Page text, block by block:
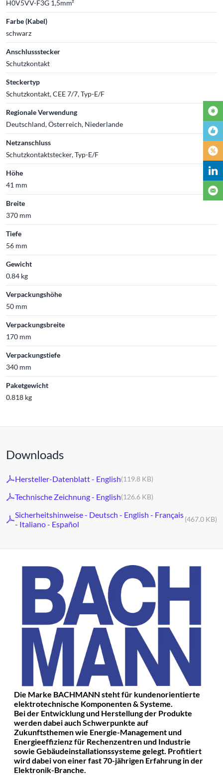
H0V5VV-F3G 1,5mm²
Farbe (Kabel)
schwarz
Anschlussstecker
Schutzkontakt
Steckertyp
Schutzkontakt, CEE 7/7, Typ-E/F
Regionale Verwendung
Deutschland, Österreich, Niederlande
Netzanschluss
Schutzkontaktstecker, Typ-E/F
Höhe
41 mm
Breite
370 mm
Tiefe
56 mm
Gewicht
0.84 kg
Verpackungshöhe
50 mm
Verpackungsbreite
170 mm
Verpackungstiefe
340 mm
Paketgewicht
0.818 kg
Downloads
Hersteller-Datenblatt - English(119.8 KB)
Technische Zeichnung - English(126.6 KB)
Sicherheitshinweise - Deutsch - English - Français
- Italiano - Español
(467.0 KB)
Die Marke BACHMANN steht für kundenorientierte
elektrotechnische Komponenten & Systeme.
Bei der Entwicklung und Herstellung der Produkte
werden dabei auch Schwerpunkte auf
Zukunftsthemen wie Energie-Management und
Energieeffizienz für Rechenzentren und Industrie
sowie Gebäudeinstallationssysteme gelegt. Profitiert
wird dabei von einer fast 70-jährigen Erfahrung in der
Elektronik-Branche.